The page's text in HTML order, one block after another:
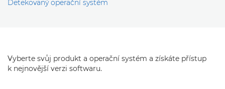
Detekovaný operační systém
Vyberte svůj produkt a operační systém a získáte přístup
k nejnovější verzi softwaru.